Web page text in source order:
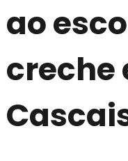
ao
creche